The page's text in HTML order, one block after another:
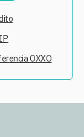
OXXO